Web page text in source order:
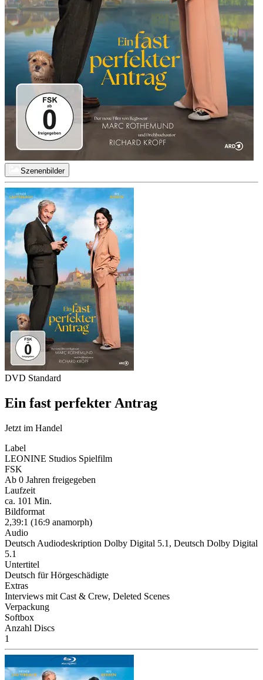
Szenenbilder
DVD Standard
Ein fast perfekter Antrag
Jetzt im Handel
Label
LEONINE Studios Spielfilm
FSK
Ab 0 Jahren freigegeben
Laufzeit
ca. 101 Min.
Bildformat
2,39:1 (16:9 anamorph)
Audio
Deutsch Audiodeskription Dolby Digital 5.1, Deutsch Dolby Digital
5.1
Untertitel
Deutsch für Hörgeschädigte
Extras
Interviews mit Cast & Crew, Deleted Scenes
Verpackung
Softbox
Anzahl Discs
1